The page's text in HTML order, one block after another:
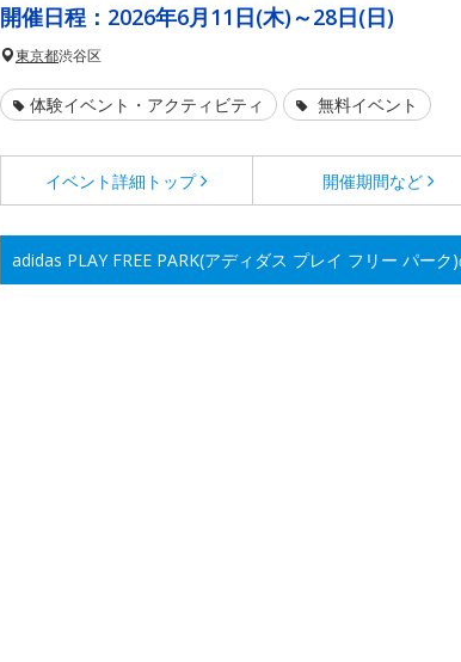
開催日程： 2026年6月11日(木)～28日(日)
東京都渋谷区
体験イベント・アクティビティ 無料イベント
イベント詳細 トップ 開催期間など
adidas PLAY FREE PARK(アディダス プレイ フリー パーク